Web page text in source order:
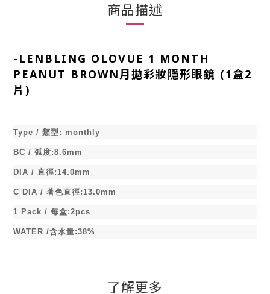
商品描述
- LENBLING OLOVUE 1 MONTH
PEANUT BROWN月拋彩妝隱形眼鏡 (1盒2
片)
Type / 類型 : monthly
BC / 弧度:8.6mm
DIA / 直徑:14.0mm
C DIA / 著色直徑:13.0mm
1 Pack / 每盒:2pcs
WATER /含水量:38%
了解更多